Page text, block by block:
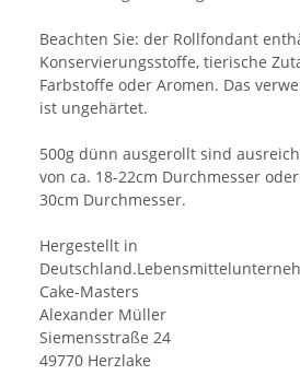
Beachten Sie: der Rollfondant
Konservierungsstoffe, tierische
Farbstoffe oder Aromen. Das
ist ungehärtet.
500g dünn ausgerollt sind
von ca. 18-22cm Durchmesser
30cm Durchmesser.
Hergestellt in
Cake-Masters
Alexander Müller
Siemensstraße 24
49770 Herzlake